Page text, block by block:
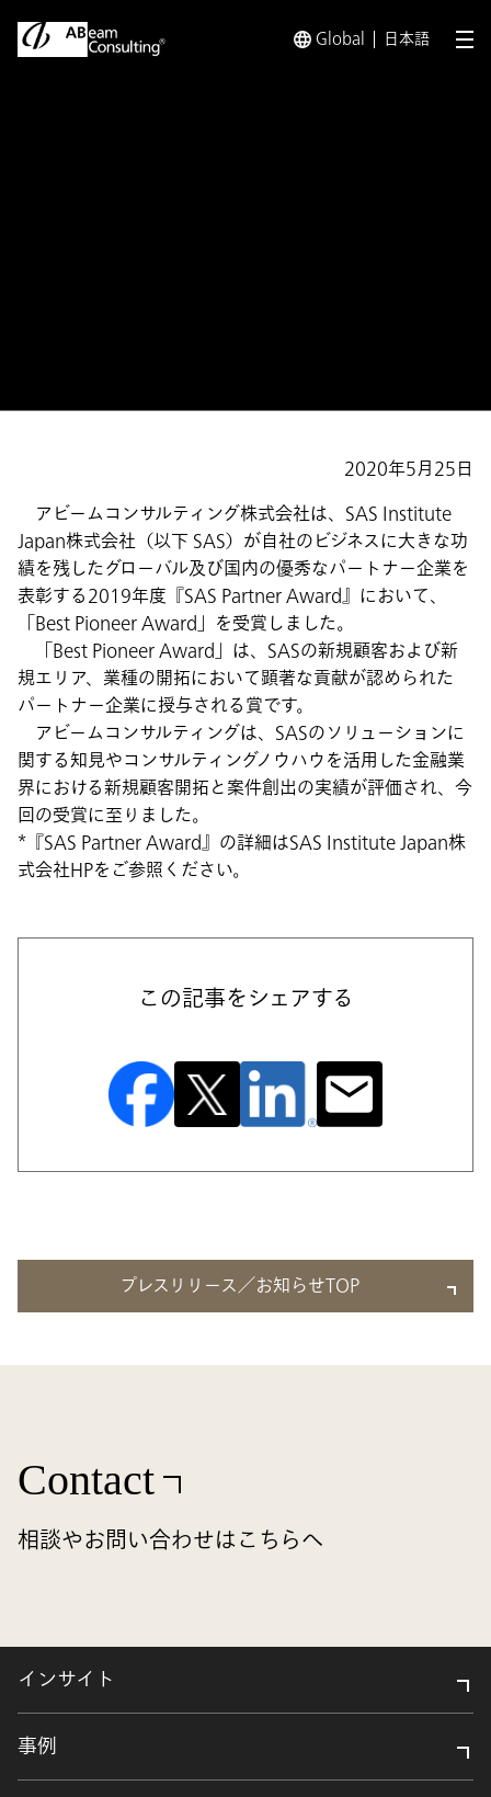
Global 日本語 メ
2020年5月25日
アビームコンサルティング株式会社は、SAS Institute
Japan株式会社（以下 SAS）が自社のビジネスに大きな功
績を残したグローバル及び国内の優秀なパートナー企業を
表彰する2019年度『SAS Partner Award』において、
「Best Pioneer Award」を受賞しました。
「Best Pioneer Award」は、SASの新規顧客および新
規エリア、業種の開拓において顕著な貢献が認められた
パートナー企業に授与される賞です。
アビームコンサルティングは、SASのソリューションに
関する知見やコンサルティングノウハウを活用した金融業
界における新規顧客開拓と案件創出の実績が評価され、今
回の受賞に至りました。
*『SAS Partner Award』の詳細はSAS Institute Japan株
式会社HPをご参照ください。
この記事をシェアする
プレスリリース／お知らせTOP
Contact
相談やお問い合わせはこちらへ
インサイト
事例